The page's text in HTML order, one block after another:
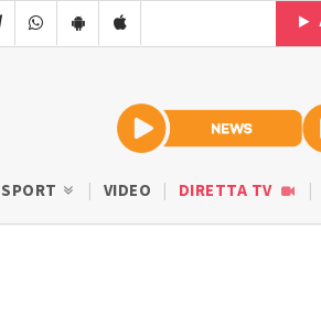
SPORT VIDEO DIRETTA TV